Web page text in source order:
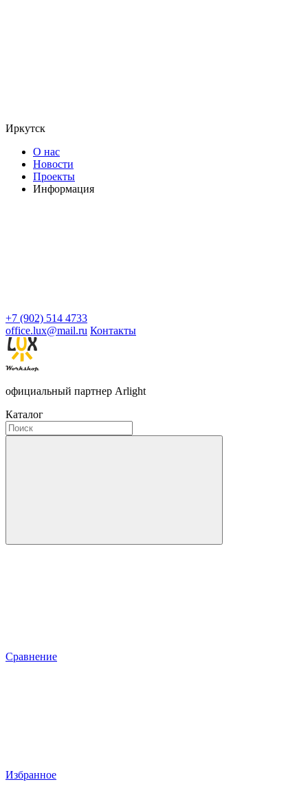
Иркутск
О нас
Новости
Проекты
Информация
+7 (902) 514 4733
office.lux@mail.ru Контакты
официальный партнер Arlight
Каталог
Сравнение
Избранное